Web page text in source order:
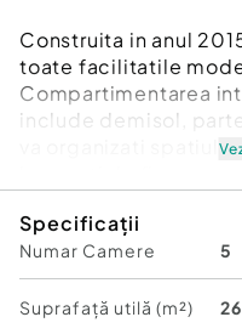
Construita in anul
toate facilitatile
Compartimentarea
include demisol,
va organizati spatiul
Imobilul este
buna calitate, pentru
siguranta deplina.
termopane, lemnul,
Specificații
Numar Camere 5
Suprafață utilă (m²)